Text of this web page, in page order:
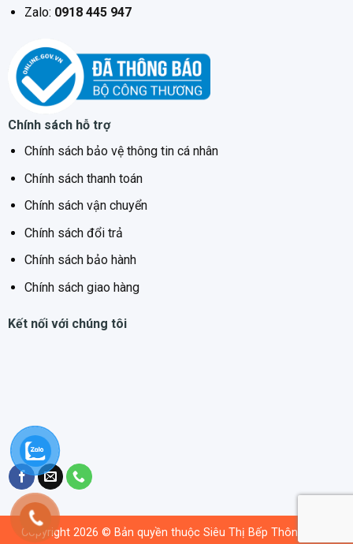
Zalo: 0918 445 947
Chính sách hỗ trợ
Chính sách bảo vệ thông tin cá nhân
Chính sách thanh toán
Chính sách vận chuyển
Chính sách đổi trả
Chính sách bảo hành
Chính sách giao hàng
Kết nối với chúng tôi
Copyright 2026 © Bản quyền thuộc Siêu Thị Bếp Thông Minh